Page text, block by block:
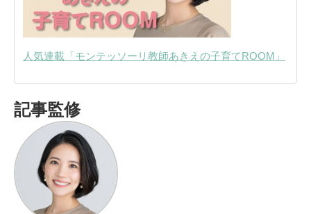
人気連載「モンテッソーリ教師あきえの子育てROOM」
記事監修